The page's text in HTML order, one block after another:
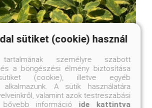
Salvia officinalis 'Icterina'
Eredeti ár
2 950 Ft
Online ár
2 450 Ft
Kosárba
sütiket (cookie) használ
tartalmának személyre szabott
a böngészési élmény biztosítása
(cookie), illetve egyéb
alkalmazunk. A sütik használatára
valamint azok testreszabási
bővebb információ ide kattintva